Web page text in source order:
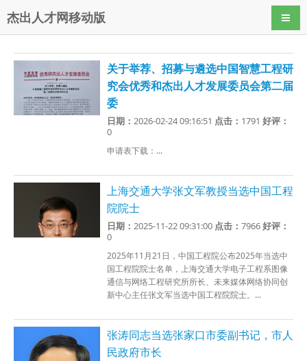
杰出人才网移动版 导航
关于举荐、招募与遴选中国智慧工程研
究会优秀和杰出人才发展委员会第二届
委
日期：2026-02-24 09:16:51 点击： 1791好评：
0
申请表下载：...
上海交通大学张文军教授当选中国工程
院院士
日期：2025-11-22 09:31:00 点击：7966好评：
0
2025年11月21日，中国工程院公布2025年当选中
国工程院院士名单，上海交通大学电子工程系图像
通信与网络工程研究所所长、未来媒体网络协同创
新中心主任张文军当选中国工程院院士。...
张涛同志当选张家口市委副书记，市人
民政府市长